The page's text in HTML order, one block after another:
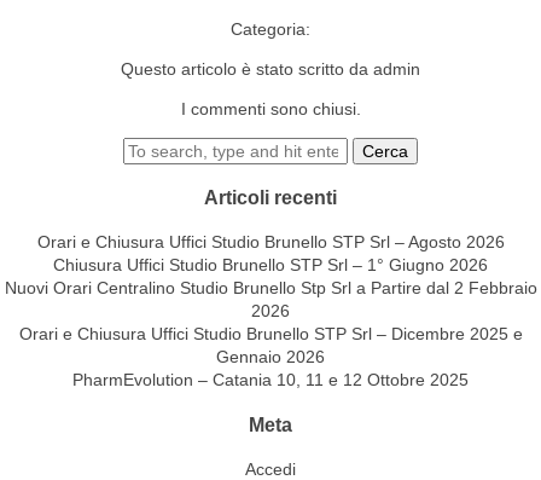
Categoria:
Questo articolo è stato scritto da admin
I commenti sono chiusi.
Cerca
Articoli recenti
Orari e Chiusura Uffici Studio Brunello STP Srl – Agosto 2026
Chiusura Uffici Studio Brunello STP Srl – 1° Giugno 2026
Nuovi Orari Centralino Studio Brunello Stp Srl a Partire dal 2 Febbraio
2026
Orari e Chiusura Uffici Studio Brunello STP Srl – Dicembre 2025 e
Gennaio 2026
PharmEvolution – Catania 10, 11 e 12 Ottobre 2025
Meta
Accedi